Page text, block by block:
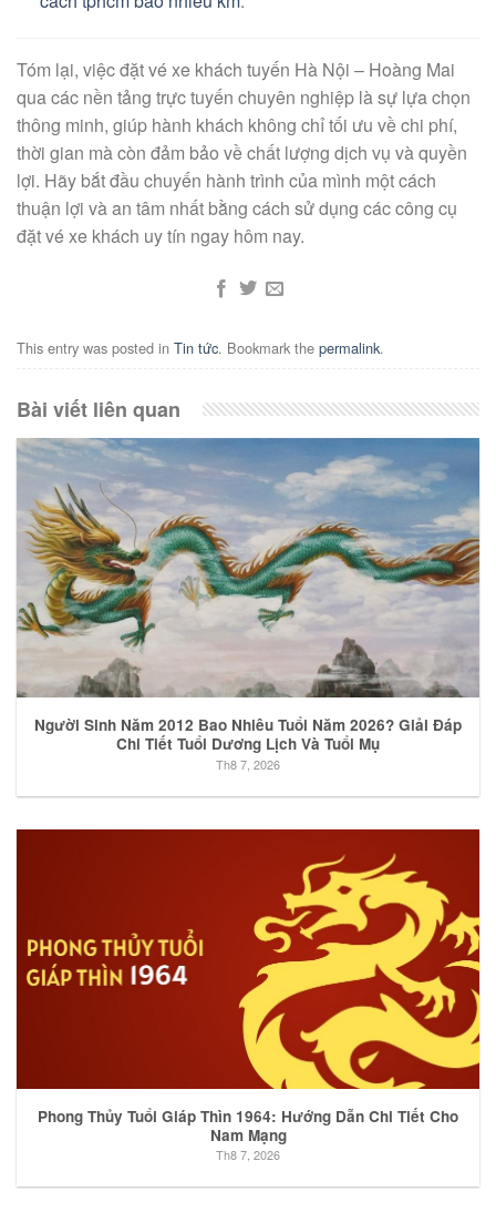
Tóm lại, việc đặt vé xe khách tuyến Hà Nội – Hoàng Mai
qua các nền tảng trực tuyến chuyên nghiệp là sự lựa chọn
thông minh, giúp hành khách không chỉ tối ưu về chi phí,
thời gian mà còn đảm bảo về chất lượng dịch vụ và quyền
lợi. Hãy bắt đầu chuyến hành trình của mình một cách
thuận lợi và an tâm nhất bằng cách sử dụng các công cụ
đặt vé xe khách uy tín ngay hôm nay.
This entry was posted in Tin tức. Bookmark the permalink.
Bài viết liên quan
Người Sinh Năm 2012 Bao Nhiêu Tuổi Năm 2026? Giải Đáp
Chi Tiết Tuổi Dương Lịch Và Tuổi Mụ
Th8 7, 2026
Phong Thủy Tuổi Giáp Thìn 1964: Hướng Dẫn Chi Tiết Cho
Nam Mạng
Th8 7, 2026